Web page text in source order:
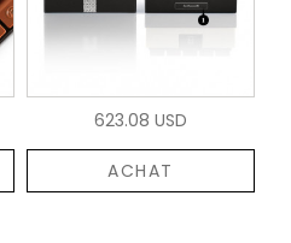
623.08 USD
ACHAT